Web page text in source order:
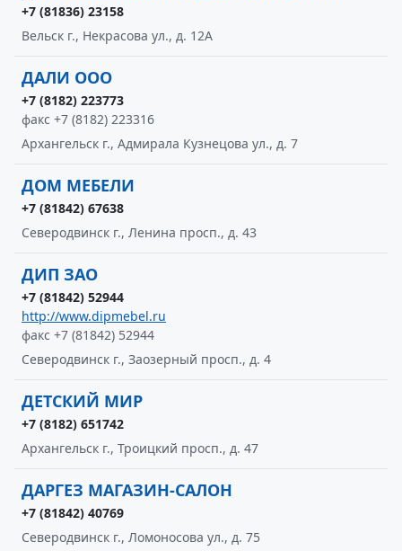
+7 (81836) 23158
Вельск г., Некрасова ул., д. 12А
ДАЛИ ООО
+7 (8182) 223773
факс +7 (8182) 223316
Архангельск г., Адмирала Кузнецова ул., д. 7
ДОМ МЕБЕЛИ
+7 (81842) 67638
Северодвинск г., Ленина просп., д. 43
ДИП ЗАО
+7 (81842) 52944
http://www.dipmebel.ru
факс +7 (81842) 52944
Северодвинск г., Заозерный просп., д. 4
ДЕТСКИЙ МИР
+7 (8182) 651742
Архангельск г., Троицкий просп., д. 47
ДАРГЕЗ МАГАЗИН-САЛОН
+7 (81842) 40769
Северодвинск г., Ломоносова ул., д. 75